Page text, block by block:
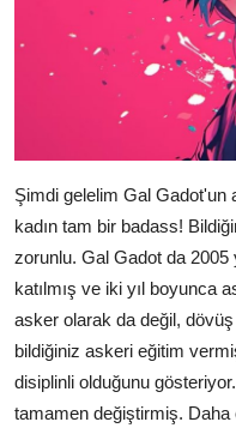
Şimdi gelelim Gal Gadot'un
kadın tam bir badass!
zorunlu. Gal Gadot da 2005
katılmış ve iki yıl boyunca
asker olarak da değil,
bildiğiniz askeri eğitim
disiplinli olduğunu
tamamen değiştirmiş.